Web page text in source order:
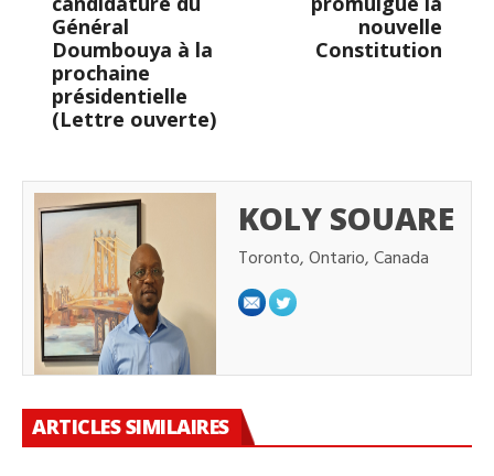
Général
Doumbouya à la
prochaine
présidentielle
(Lettre ouverte)
nouvelle
Constitution
KOLY SOUARE
Toronto, Ontario, Canada
ARTICLES SIMILAIRES